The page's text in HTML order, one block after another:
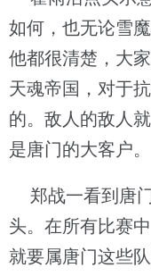
如何，也无论雪
他都很清楚，大
天魂帝国，对于
的。敌人的敌人
是唐门的大客户。
郑战一看到唐
头。在所有比赛
就要属唐门这些